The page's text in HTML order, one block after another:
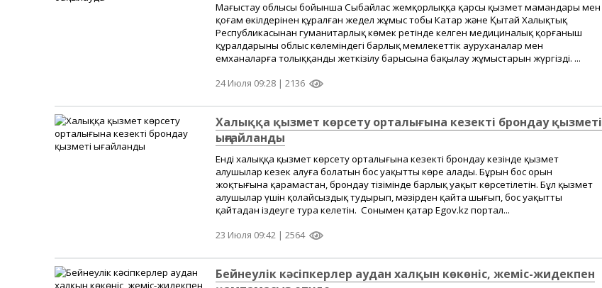
Маңғыстау облысы бойынша Сыбайлас жемқорлыққа қарсы қызмет мамандары мен
қоғам өкілдерінен құралған жедел жұмыс тобы Катар және Қытай Халықтық
Республикасынан гуманитарлық көмек ретінде келген медициналық қорғаныш
құралдарының облыс көлеміндегі барлық мемлекеттік ауруханалар мен
емханаларға толыққанды жеткізілу барысына бақылау жұмыстарын жүргізді. ...
24 Июля 09:28 | 2136
Халыққа қызмет көрсету орталығына кезекті брондау қызметі
ыңғайланды
Енді халыққа қызмет көрсету орталығына кезекті брондау кезінде қызмет
алушылар кезек алуға болатын бос уақытты көре алады. Бұрын бос орын
жоқтығына қарамастан, брондау тізімінде барлық уақыт көрсетілетін. Бұл қызмет
алушылар үшін қолайсыздық тудырып, мәзірден қайта шығып, бос уақытты
қайтадан іздеуге тура келетін. Сонымен қатар Egov.kz портал...
23 Июля 09:42 | 2564
Бейнеулік кәсіпкерлер аудан халқын көкөніс, жеміс-жидекпен